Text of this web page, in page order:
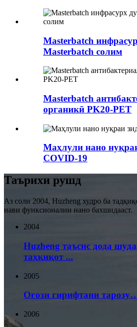
Masterbatch
Masterbatch солим
Masterbatch
органикӣ PK20-PET
Маҳлули нано
COVID-19
Таърихи рушд
Аз соли 2004, Huzheng худро ба
нави функсионалии нано бахшидааст.
2004
Huzheng таъсис дода
таҳқиқот ...
2005
Оғози гирифтани
2006